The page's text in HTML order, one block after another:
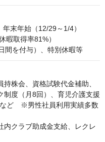
末年始（12/29～1/4）
暇取得率81%）
間を付与）、特別休暇等
株会、資格試験代金補助、
制度（月8回）、育児介護支援
ど　※男性社員利用実績多数
内クラブ助成金支給、レクレ